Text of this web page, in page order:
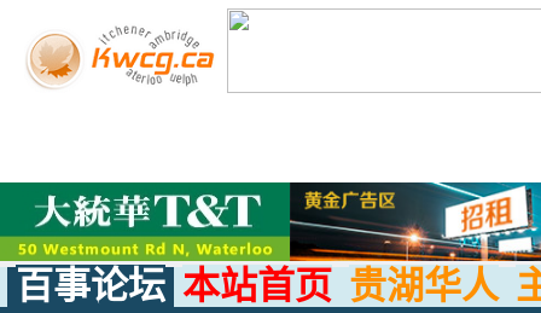
百事论坛 本站首页 贵湖华人